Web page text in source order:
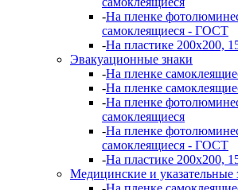
-На пленке
самоклеящиеся - ГОСТ
-На пластике 200х200,
Эвакуационные знаки
-На пленке
-На пленке
-На пленке
самоклеящиеся
-На пленке
самоклеящиеся - ГОСТ
-На пластике 200х200,
Медицинские и указательные